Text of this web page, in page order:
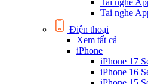
Tai nghe
Tai nghe
Điện thoại
Xem tất cả
iPhone
iPhone 17
iPhone 16